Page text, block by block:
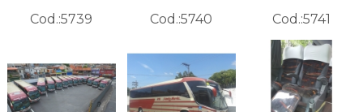
Cod.:5739 Cod.:5740 Cod.:5741